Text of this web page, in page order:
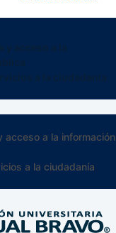
acceso a la información
a la ciudadanía